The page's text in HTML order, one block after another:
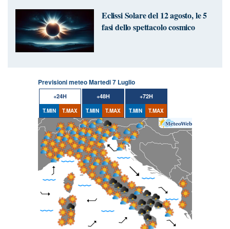
Eclissi Solare del 12 agosto, le 5
fasi dello spettacolo cosmico
Previsioni meteo Martedi 7 Luglio
+24H
T.MIN T.MAX
+48H
T.MIN T.MAX
+72H
T.MIN T.MAX